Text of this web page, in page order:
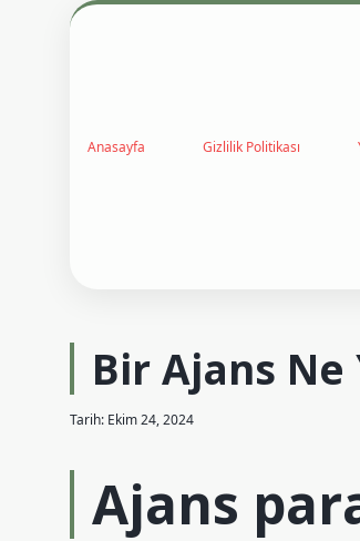
Anasayfa Gizlilik Politikası
Bir Ajans Ne
Tarih: Ekim 24, 2024
Ajans